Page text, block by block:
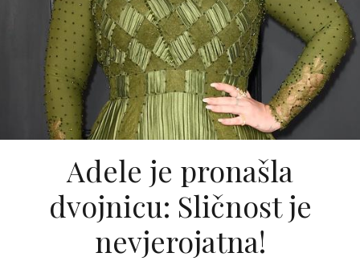
Adele je pronašla
dvojnicu: Sličnost je
nevjerojatna!